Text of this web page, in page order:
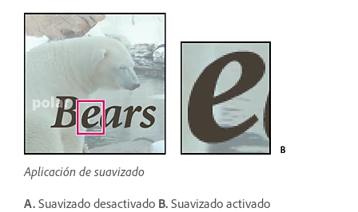
Aplicación de suavizado
A. Suavizado desactivado B. Suavizado activado